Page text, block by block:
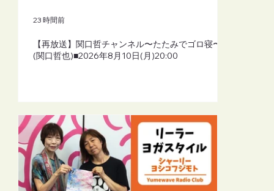
(月)19:30
【再放送】関口哲チャンネル〜たたみでゴロ寝〜
(関口哲也)■2026年8月10日(月)20:00
23 時間前